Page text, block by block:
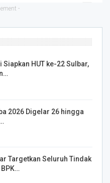
-
Siapkan HUT ke-22 Sulbar,
2026 Digelar 26 hingga
Targetkan Seluruh Tindak
BPK…